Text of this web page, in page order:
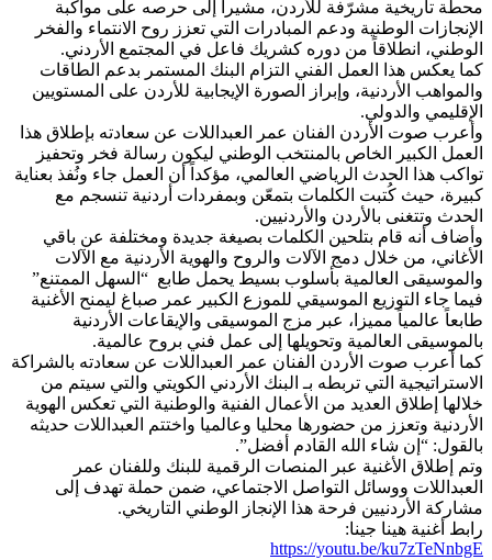
محطة تاريخية مشرّفة للأردن، مشيراً إلى حرصه على مواكبة
الإنجازات الوطنية ودعم المبادرات التي تعزز روح الانتماء والفخر
الوطني، انطلاقاً من دوره كشريك فاعل في المجتمع الأردني.
كما يعكس هذا العمل الفني التزام البنك المستمر بدعم الطاقات
والمواهب الأردنية، وإبراز الصورة الإيجابية للأردن على المستويين
الإقليمي والدولي.
وأعرب صوت الأردن الفنان عمر العبداللات عن سعادته بإطلاق هذا
العمل الكبير الخاص بالمنتخب الوطني ليكون رسالة فخر وتحفيز
تواكب هذا الحدث الرياضي العالمي، مؤكداً أن العمل جاء ونُفذ بعناية
كبيرة، حيث كُتبت الكلمات بتمعّن وبمفردات أردنية تنسجم مع
الحدث وتتغنى بالأردن والأردنيين.
وأضاف أنه قام بتلحين الكلمات بصيغة جديدة ومختلفة عن باقي
الأغاني، من خلال دمج الآلات والروح والهوية الأردنية مع الآلات
والموسيقى العالمية بأسلوب بسيط يحمل طابع “السهل الممتنع”
فيما جاء التوزيع الموسيقي للموزع الكبير عمر صباغ ليمنح الأغنية
طابعاً عالمياً مميزا، عبر مزج الموسيقى والإيقاعات الأردنية
بالموسيقى العالمية وتحويلها إلى عمل فني بروح عالمية.
كما أعرب صوت الأردن الفنان عمر العبداللات عن سعادته بالشراكة
الاستراتيجية التي تربطه بـ البنك الأردني الكويتي والتي سيتم من
خلالها إطلاق العديد من الأعمال الفنية والوطنية التي تعكس الهوية
الأردنية وتعزز من حضورها محليا وعالميا واختتم العبداللات حديثه
بالقول: “إن شاء الله القادم أفضل”.
وتم إطلاق الأغنية عبر المنصات الرقمية للبنك وللفنان عمر
العبداللات ووسائل التواصل الاجتماعي، ضمن حملة تهدف إلى
مشاركة الأردنيين فرحة هذا الإنجاز الوطني التاريخي.
رابط أغنية هينا جينا:
https://youtu.be/ku7zTeNnbgE